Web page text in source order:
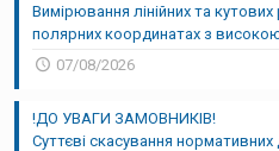
Вимірювання лінійних та кутових
полярних координатах з
07/08/2026
!ДО УВАГИ ЗАМОВНИКІВ!
Суттєві скасування нормативних